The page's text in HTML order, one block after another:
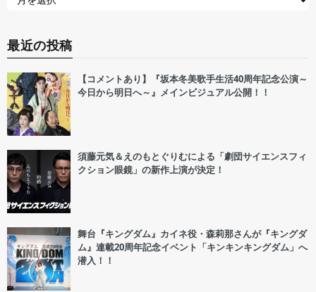
最近の投稿
【コメントあり】『坂本冬美歌手生活40周年記念公演～
今日から明日へ～』メインビジュアル公開！！
須藤元気＆えのもとぐりむによる「劇団サイエンスフィ
クション眼鏡」の新作上演が決定！
舞台『キングダム』カイネ役・森莉那さんが『キングダ
ム』連載20周年記念イベント「キンキンキングダム」へ
潜入！！